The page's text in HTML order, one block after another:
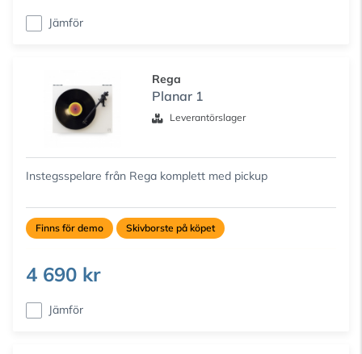
Jämför
Rega
Planar 1
Leverantörslager
Instegsspelare från Rega komplett med pickup
Finns för demo Skivborste på köpet
4 690 kr
Jämför